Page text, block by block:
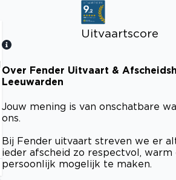
Uitvaartscore
Bekijk certificaat
Over Fender Uitvaart &
Leeuwarden
Jouw mening is van onschatbare
ons.
Bij Fender uitvaart streven we er
ieder afscheid zo respectvol, warm
persoonlijk mogelijk te maken.